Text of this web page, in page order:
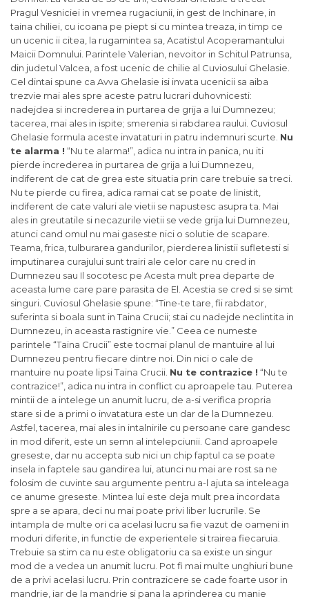
Pragul Vesniciei in vremea rugaciunii, in gest de Inchinare, in
taina chiliei, cu icoana pe piept si cu mintea treaza, in timp ce
un ucenic ii citea, la rugamintea sa, Acatistul Acoperamantului
Maicii Domnului. Parintele Valerian, nevoitor in Schitul Patrunsa,
din judetul Valcea, a fost ucenic de chilie al Cuviosului Ghelasie.
Cel dintai spune ca Avva Ghelasie isi invata ucenicii sa aiba
trezvie mai ales spre aceste patru lucrari duhovnicesti:
nadejdea si increderea in purtarea de grija a lui Dumnezeu;
tacerea, mai ales in ispite; smerenia si rabdarea raului. Cuviosul
Ghelasie formula aceste invataturi in patru indemnuri scurte. Nu
te alarma ! “Nu te alarma!”, adica nu intra in panica, nu iti
pierde increderea in purtarea de grija a lui Dumnezeu,
indiferent de cat de grea este situatia prin care trebuie sa treci.
Nu te pierde cu firea, adica ramai cat se poate de linistit,
indiferent de cate valuri ale vietii se napustesc asupra ta. Mai
ales in greutatile si necazurile vietii se vede grija lui Dumnezeu,
atunci cand omul nu mai gaseste nici o solutie de scapare.
Teama, frica, tulburarea gandurilor, pierderea linistii sufletesti si
imputinarea curajului sunt trairi ale celor care nu cred in
Dumnezeu sau Il socotesc pe Acesta mult prea departe de
aceasta lume care pare parasita de El. Acestia se cred si se simt
singuri. Cuviosul Ghelasie spune: “Tine-te tare, fii rabdator,
suferinta si boala sunt in Taina Crucii; stai cu nadejde neclintita in
Dumnezeu, in aceasta rastignire vie.” Ceea ce numeste
parintele “Taina Crucii” este tocmai planul de mantuire al lui
Dumnezeu pentru fiecare dintre noi. Din nici o cale de
mantuire nu poate lipsi Taina Crucii. Nu te contrazice ! “Nu te
contrazice!”, adica nu intra in conflict cu aproapele tau. Puterea
mintii de a intelege un anumit lucru, de a-si verifica propria
stare si de a primi o invatatura este un dar de la Dumnezeu.
Astfel, tacerea, mai ales in intalnirile cu persoane care gandesc
in mod diferit, este un semn al intelepciunii. Cand aproapele
greseste, dar nu accepta sub nici un chip faptul ca se poate
insela in faptele sau gandirea lui, atunci nu mai are rost sa ne
folosim de cuvinte sau argumente pentru a-l ajuta sa inteleaga
ce anume greseste. Mintea lui este deja mult prea incordata
spre a se apara, deci nu mai poate privi liber lucrurile. Se
intampla de multe ori ca acelasi lucru sa fie vazut de oameni in
moduri diferite, in functie de experientele si trairea fiecaruia.
Trebuie sa stim ca nu este obligatoriu ca sa existe un singur
mod de a vedea un anumit lucru. Pot fi mai multe unghiuri bune
de a privi acelasi lucru. Prin contrazicere se cade foarte usor in
mandrie, iar de la mandrie si pana la aprinderea cu manie